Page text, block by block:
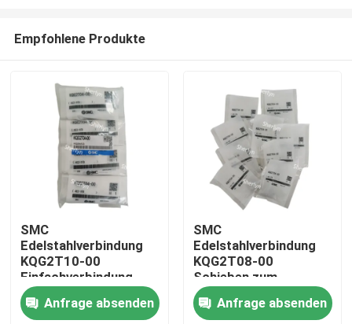
Empfohlene Produkte
SMC
Edelstahlverbindung
KQG2T10-00
Einfachverbindung
KQG2 Serie 4E2-
8FE/KQ2AA49
Anfrage absenden
SMC
Edelstahlverbindung
KQG2T08-00
Schieben zum
Anschließen 8 mm
Rohrgröße 4E2-
Anfrage absenden